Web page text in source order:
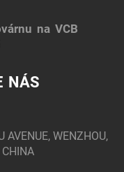
na VCB
NÁS
AVENUE, WENZHOU,